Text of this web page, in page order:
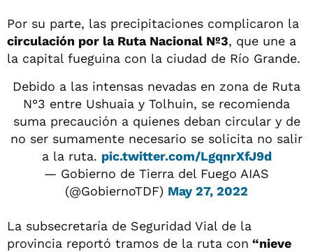
Por su parte, las precipitaciones complicaron la
circulación por la Ruta Nacional Nº3, que une a
la capital fueguina con la ciudad de Río Grande.
Debido a las intensas nevadas en zona de Ruta
N°3 entre Ushuaia y Tolhuin, se recomienda
suma precaución a quienes deban circular y de
no ser sumamente necesario se solicita no salir
a la ruta. pic.twitter.com/LgqnrXfJ9d
— Gobierno de Tierra del Fuego AIAS
(@GobiernoTDF) May 27, 2022
La subsecretaría de Seguridad Vial de la
provincia reportó tramos de la ruta con “nieve